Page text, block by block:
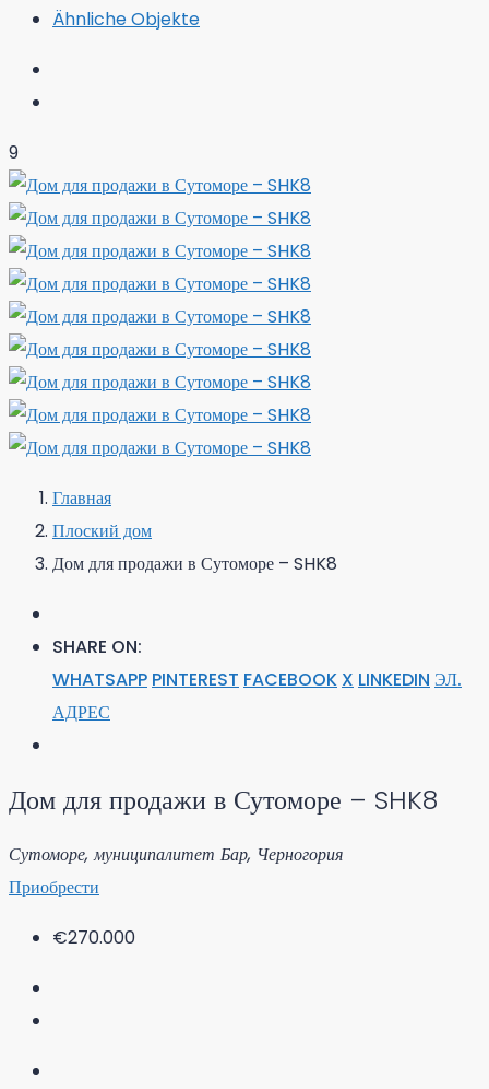
Ähnliche Objekte
9
Главная
Плоский дом
Дом для продажи в Сутоморе – SHK8
SHARE ON:
WHATSAPP PINTEREST FACEBOOK X LINKEDIN ЭЛ.
АДРЕС
Дом для продажи в Сутоморе – SHK8
Сутоморе, муниципалитет Бар, Черногория
Приобрести
€270.000